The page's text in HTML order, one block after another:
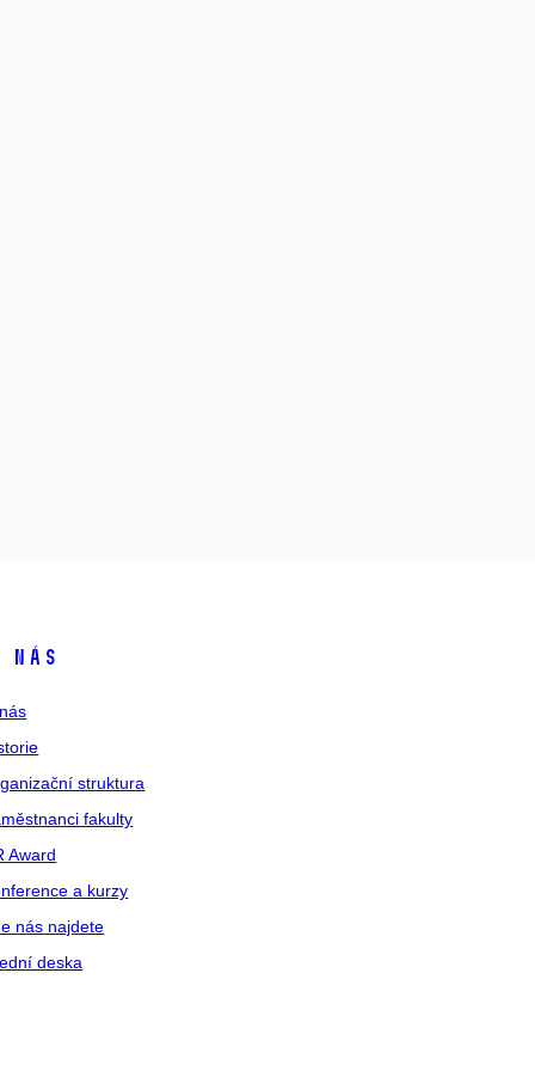
nás
struktura
fakulty
Award
a kurzy
nás najdete
deska